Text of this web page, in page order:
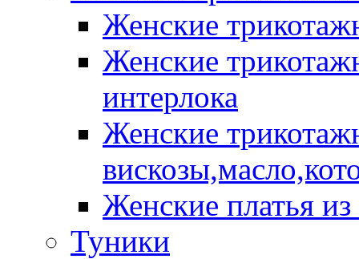
Женские
Женские
интерлока
Женские
Женские платья
Туники